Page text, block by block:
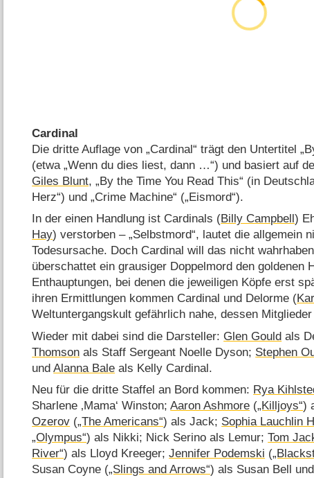
Cardinal
Die dritte Auflage von „Cardinal“ trägt den Untertitel
(etwa „Wenn du dies liest, dann …“) und basiert auf
Giles Blunt, „By the Time You Read This“ (in
Herz“) und „Crime Machine“ („Eismord“).
In der einen Handlung ist Cardinals (Billy Campbell)
Hay) verstorben – „Selbstmord“, lautet die allgemein
Todesursache. Doch Cardinal will das nicht
überschattet ein grausiger Doppelmord den goldenen
Enthauptungen, bei denen die jeweiligen Köpfe erst
ihren Ermittlungen kommen Cardinal und Delorme (
Weltuntergangskult gefährlich nahe, dessen
Wieder mit dabei sind die Darsteller: Glen Gould als
Thomson als Staff Sergeant Noelle Dyson; Stephen
undAlanna Bale als Kelly Cardinal.
Neu für die dritte Staffel an Bord kommen: Rya
Sharlene ‚Mama‘ Winston;Aaron Ashmore („Killjoys“)
Ozerov („The Americans“) als Jack; Sophia Lauchlin
„Olympus“) als Nikki; Nick Serino als Lemur;Tom
River“) als Lloyd Kreeger;Jennifer Podemski (
Susan Coyne („Slings and Arrows“) als Susan Bell und